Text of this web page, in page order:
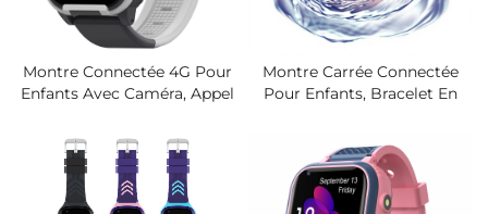
Montre Connectée 4G Pour
Enfants Avec Caméra, Appel
De Positionnement GPS,
WIFI, Fréquence Cardiaque,
Montre Intelligente Pour
Enfants.
Montre Carrée Connectée
Pour Enfants, Bracelet En
Étanche, Compatible Tout
Réseau, Pour Élèves